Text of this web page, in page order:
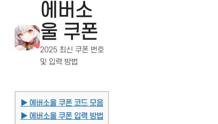
에버소
울 쿠폰
2025 최신 쿠폰 번호
및 입력 방법
▶ 에버소울 쿠폰 코드 모음
▶ 에버소울 쿠폰 입력 방법